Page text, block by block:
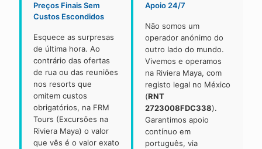
Preços Finais Sem
Custos Escondidos
Esquece as surpresas
de última hora. Ao
contrário das ofertas
de rua ou das reuniões
nos resorts que
omitem custos
obrigatórios, na FRM
Tours (Excursões na
Riviera Maya) o valor
que vês é o valor exato
Apoio 24/7
Não somos um
operador anónimo do
outro lado do mundo.
Vivemos e operamos
na Riviera Maya, com
registo legal no México
(RNT
2723008FDC338).
Garantimos apoio
contínuo em
português, via